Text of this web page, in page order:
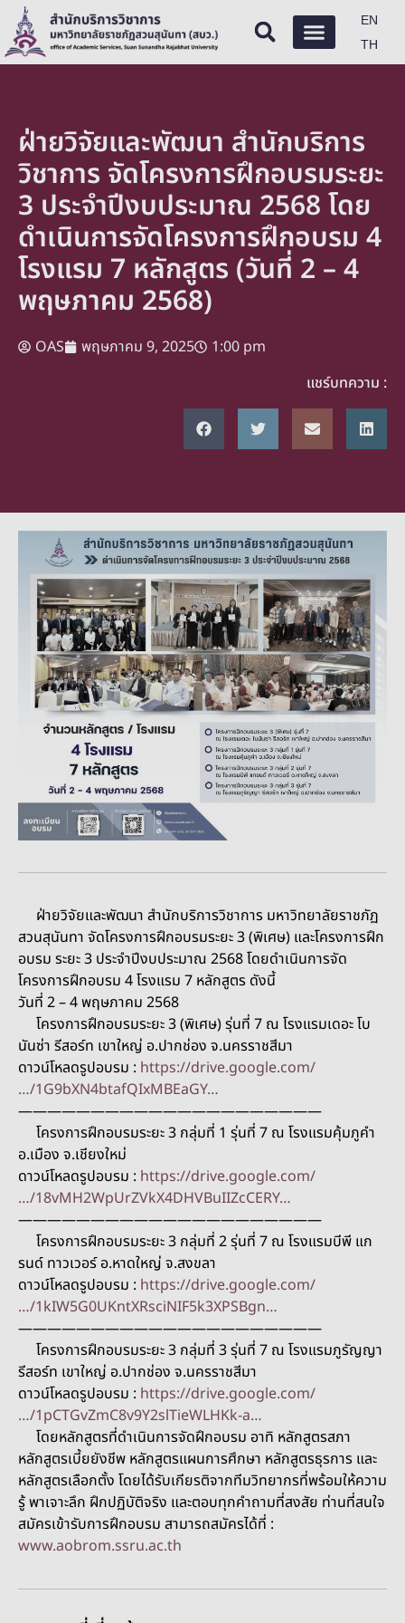
EN
TH
ฝ่ายวิจัยและพัฒนา สำนักบริการ
วิชาการ จัดโครงการฝึกอบรมระยะ
3 ประจำปีงบประมาณ 2568 โดย
ดำเนินการจัดโครงการฝึกอบรม 4
โรงแรม 7 หลักสูตร (วันที่ 2 – 4
พฤษภาคม 2568)
OAS พฤษภาคม 9, 2025
1:00 pm
แชร์บทความ :
ฝ่ายวิจัยและพัฒนา สำนักบริการวิชาการ มหาวิทยาลัยราชภัฏ
สวนสุนันทา จัดโครงการฝึกอบรมระยะ 3 (พิเศษ) และโครงการฝึก
อบรม ระยะ 3 ประจำปีงบประมาณ 2568 โดยดำเนินการจัด
โครงการฝึกอบรม 4 โรงแรม 7 หลักสูตร ดังนี้
วันที่ 2 – 4 พฤษภาคม 2568
โครงการฝึกอบรมระยะ 3 (พิเศษ) รุ่นที่ 7 ณ โรงแรมเดอะ โบ
นันซ่า รีสอร์ท เขาใหญ่ อ.ปากช่อง จ.นครราชสีมา
ดาวน์โหลดรูปอบรม : https://drive.google.com/
…/1G9bXN4btafQIxMBEaGY…
—————————————————————
โครงการฝึกอบรมระยะ 3 กลุ่มที่ 1 รุ่นที่ 7 ณ โรงแรมคุ้มภูคำ
อ.เมือง จ.เชียงใหม่
ดาวน์โหลดรูปอบรม : https://drive.google.com/
…/18vMH2WpUrZVkX4DHVBuIIZcCERY…
—————————————————————
โครงการฝึกอบรมระยะ 3 กลุ่มที่ 2 รุ่นที่ 7 ณ โรงแรมบีพี แก
รนด์ ทาวเวอร์ อ.หาดใหญ่ จ.สงขลา
ดาวน์โหลดรูปอบรม : https://drive.google.com/
…/1kIW5G0UKntXRsciNIF5k3XPSBgn…
—————————————————————
โครงการฝึกอบรมระยะ 3 กลุ่มที่ 3 รุ่นที่ 7 ณ โรงแรมภูรัญญา
รีสอร์ท เขาใหญ่ อ.ปากช่อง จ.นครราชสีมา
ดาวน์โหลดรูปอบรม : https://drive.google.com/
…/1pCTGvZmC8v9Y2slTieWLHKk-a…
โดยหลักสูตรที่ดำเนินการจัดฝึกอบรม อาทิ หลักสูตรสภา
หลักสูตรเบี้ยยังชีพ หลักสูตรแผนการศึกษา หลักสูตรธุรการ และ
หลักสูตรเลือกตั้ง โดยได้รับเกียรติจากทีมวิทยากรที่พร้อมให้ความ
รู้ พาเจาะลึก ฝึกปฏิบัติจริง และตอบทุกคำถามที่สงสัย ท่านที่สนใจ
สมัครเข้ารับการฝึกอบรม สามารถสมัครได้ที่ :
www.aobrom.ssru.ac.th